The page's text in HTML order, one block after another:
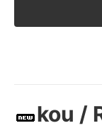
kou /